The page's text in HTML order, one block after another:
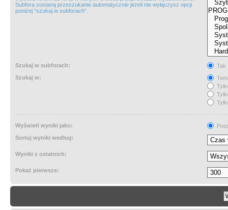
Subfora zostaną przeszukanie automatycznie jeżeli nie wyłączysz opcji
poniżej “szukaj w subforach“.
Szukaj w subforach:
Tak
Szukaj w:
Wyświetl wyniki jako:
Sortuj wyniki według:
Wyniki z ostatnich:
Pokaż pierwsze: